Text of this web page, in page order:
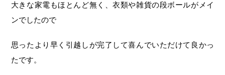
大きな家電もほとんど無く、衣類や雑貨の段ボールがメイ
ンでしたので
思ったより早く引越しが完了して喜んでいただけて良かっ
たです。